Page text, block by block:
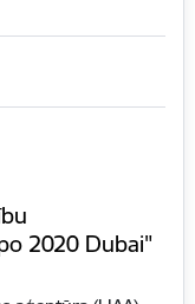
2020 Dubai"